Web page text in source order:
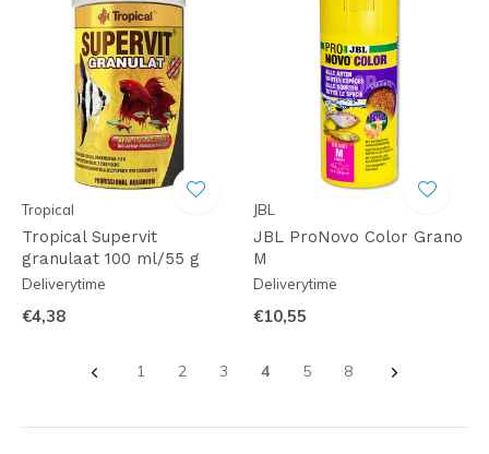
Tropical
Tropical Supervit
granulaat 100 ml/55 g
Deliverytime
€4,38
JBL
JBL ProNovo Color Grano
M
Deliverytime
€10,55
1 2 3 4 5 8